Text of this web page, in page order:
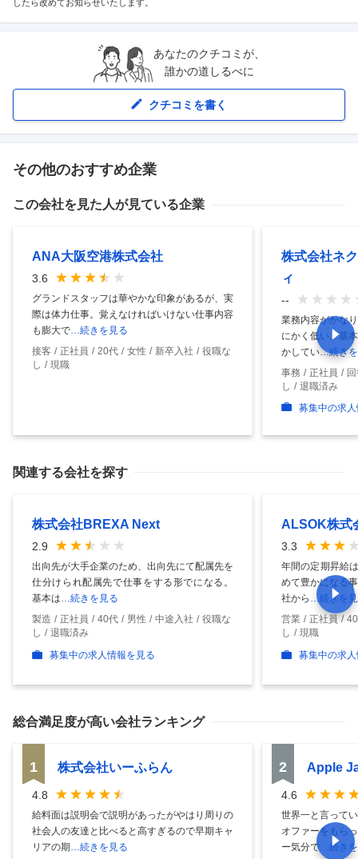
したら改めてお知らせいたします。
あなたのクチコミが、
誰かの道しるべに
クチコミを書く
その他のおすすめ企業
この会社を見た人が見ている企業
ANA大阪空港株式会社
3.6
グランドスタッフは華やかな印象があるが、実
際は体力仕事。覚えなければいけない仕事内容
も膨大で …続きを見る
接客
正社員 20代 女性 新卒入社
役職な
し
現職
株式会社ネ
ィ
--
業務内容がかな
にかく低い。基
かしてい…続き
事務
正社員
し
退職済み
募集中の求
関連する会社を探す
株式会社BREXA Next
2.9
出向先が大手企業のため、出向先にて配属先を
仕分けられ配属先で仕事をする形でになる。
基本は …続きを見る
製造
正社員 40代 男性 中途入社
役職な
し
退職済み
募集中の求人情報を見る
ALSOK株式
3.3
年間の定期昇給
めて豊かになる
社から
…続きを
営業
正社員
し
現職
募集中の求
総合満足度が高い会社ランキング
1 株式会社いーふらん
4.8
給料面は説明会で説明があったがやはり周りの
社会人の友達と比べると高すぎるので早期キャ
リアの期…続きを見る
2 Apple
4.6
世界一と言って
オファーをもら
ー気分で…続き